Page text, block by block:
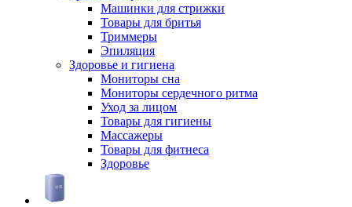
Машинки для стрижки
Товары для бритья
Триммеры
Эпиляция
Здоровье и гигиена
Мониторы сна
Мониторы сердечного ритма
Уход за лицом
Товары для гигиены
Массажеры
Товары для фитнеса
Здоровье